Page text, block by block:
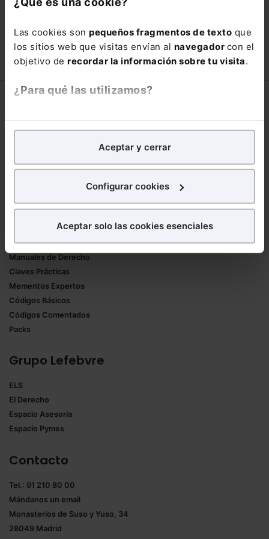
Las cookies son pequeños fragmentos de texto que
los sitios web que visitas envían al navegador con el
objetivo de recordar la información sobre tu visita.
¿Para qué las utilizamos?
analíticospara tratar demejorar tu experienciaen
nuestra página web. También con fines publicitarios,
para poder mostrarte publicidad y contenidos de tu
¿Qué puedes hacer?
experiencia en la web sea óptima
También puedes
seleccionar solo aquellas que quieras permitir en tu
navegador. Si no seleccionas ninguna utilizaremos
Saber más acerca de las cookies
Aceptar y cerrar
Configurar cookies
Aceptar solo las cookies esenciales
COMPRAR
Lefebvre
Librerías asociadas
Productos
Formularios Jurídicos
Manuales de Derecho
Claves Prácticas
Mementos Expertos
Códigos Básicos
Códigos Comentados
Packs
Grupo Lefebvre
ELS
El Derecho
Espacio Asesoría
Espacio Pymes
Contacto
Tel.: 91 210 80 00
Mándanos un email
Monasterios de Suso y Yuso, 34
28049 Madrid